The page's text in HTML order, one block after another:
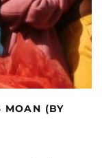
MOAN (BY